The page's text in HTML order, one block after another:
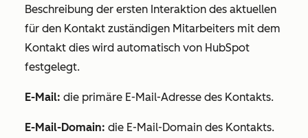
Beschreibung der ersten Interaktion des aktuellen
für den Kontakt zuständigen Mitarbeiters mit dem
Kontakt dies wird automatisch von HubSpot
festgelegt.
E-Mail: die primäre E-Mail-Adresse des Kontakts.
E-Mail-Domain: die E-Mail-Domain des Kontakts.